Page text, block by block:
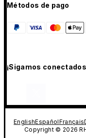
Métodos de pago
¡Sigamos
EnglishEspañolFrançais
Copyright © 2026